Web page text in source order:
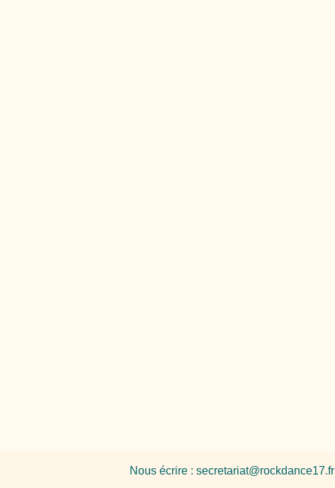
Nous écrire : secretariat@rockdance17.fr